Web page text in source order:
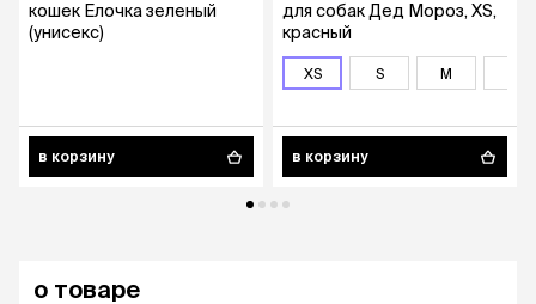
кошек Елочка зеленый
(унисекс)
в корзину
для собак Дед Мороз, XS,
красный
XS S M
в корзину
о товаре